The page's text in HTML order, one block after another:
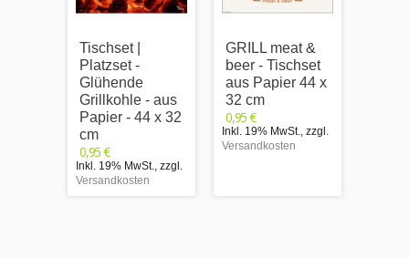
Tischset |
Platzset -
Glühende
Grillkohle - aus
Papier - 44 x 32
cm
0,95 €
Inkl. 19% MwSt., zzgl.
Versandkosten
GRILL meat &
beer - Tischset
aus Papier 44 x
32 cm
0,95 €
Inkl. 19% MwSt., zzgl.
Versandkosten